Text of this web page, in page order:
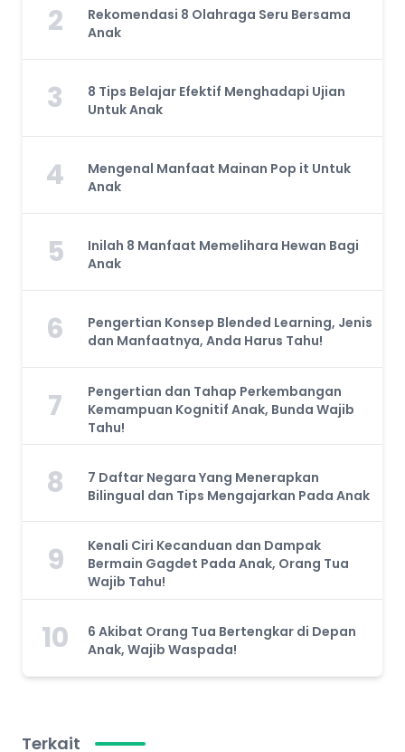
2
Rekomendasi 8 Olahraga Seru Bersama
Anak
3
8 Tips Belajar Efektif Menghadapi Ujian
Untuk Anak
4
Mengenal Manfaat Mainan Pop it Untuk
Anak
5
Inilah 8 Manfaat Memelihara Hewan Bagi
Anak
6
Pengertian Konsep Blended Learning, Jenis
dan Manfaatnya, Anda Harus Tahu!
7
Pengertian dan Tahap Perkembangan
Kemampuan Kognitif Anak, Bunda Wajib
Tahu!
8
7 Daftar Negara Yang Menerapkan
Bilingual dan Tips Mengajarkan Pada Anak
9
Kenali Ciri Kecanduan dan Dampak
Bermain Gagdet Pada Anak, Orang Tua
Wajib Tahu!
10
6 Akibat Orang Tua Bertengkar di Depan
Anak, Wajib Waspada!
Terkait